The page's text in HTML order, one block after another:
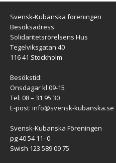
Svensk-Kubanska föreningen
Besöksadress:
Solidaritetsrörelsens Hus
Tegelviksgatan 40
116 41 Stockholm
Besökstid:
Onsdagar kl 09-15
Tel: 08 – 31 95 30
E-post: info@svensk-kubanska.se
Svensk-Kubanska Föreningen
pg 40 54 11–0
Swish 123 589 09 75